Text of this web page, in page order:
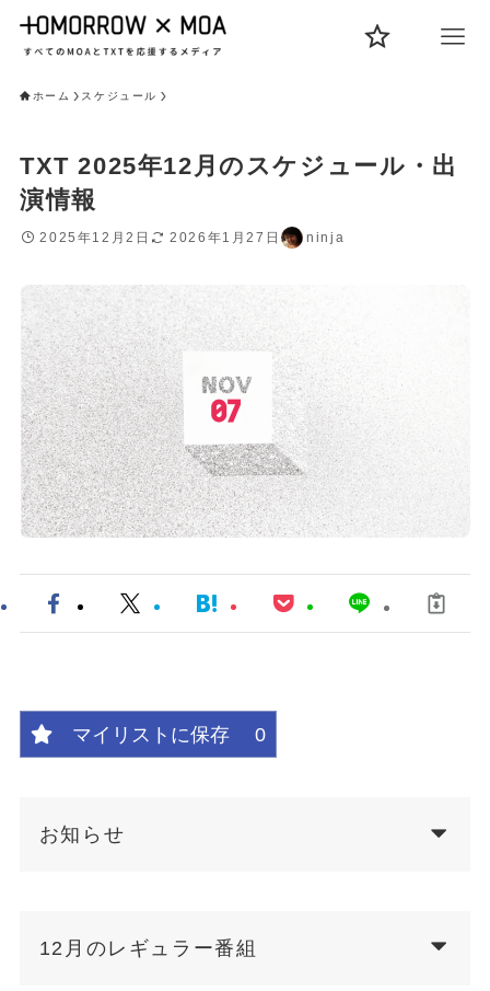
ホーム スケジュール
TXT 2025年12月のスケジュール・出
演情報
2025年12月2日 2026年1月27日 ninja
マイリストに保存 0
お知らせ
12月のレギュラー番組